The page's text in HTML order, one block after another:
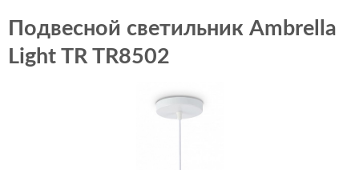
Подвесной светильник Ambrella
Light TR TR8502